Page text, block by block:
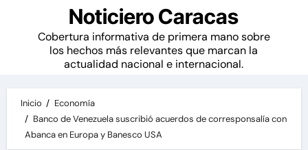
Noticiero Caracas
Cobertura informativa de primera mano sobre
los hechos más relevantes que marcan la
actualidad nacional e internacional.
Inicio
Economía
Banco de Venezuela suscribió acuerdos de corresponsalía con
Abanca en Europa y Banesco USA